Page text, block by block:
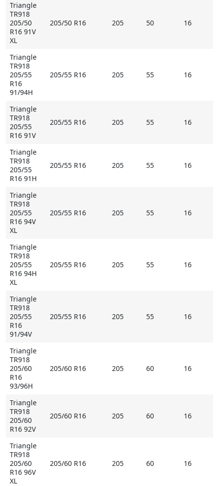
Triangle
TR918
205/50
R16 91V
XL
205/50 R16 205 50 16
Triangle
TR918
205/55
R16
91/94H
205/55 R16 205 55 16
Triangle
TR918
205/55
R16 91V
205/55 R16 205 55 16
Triangle
TR918
205/55
R16 91H
205/55 R16 205 55 16
Triangle
TR918
205/55
R16 94V
XL
205/55 R16 205 55 16
Triangle
TR918
205/55
R16 94H
XL
205/55 R16 205 55 16
Triangle
TR918
205/55
R16
91/94V
205/55 R16 205 55 16
Triangle
TR918
205/60
R16
93/96H
205/60 R16 205 60 16
Triangle
TR918
205/60
R16 92V
205/60 R16 205 60 16
Triangle
TR918
205/60
R16 96V
XL
205/60 R16 205 60 16